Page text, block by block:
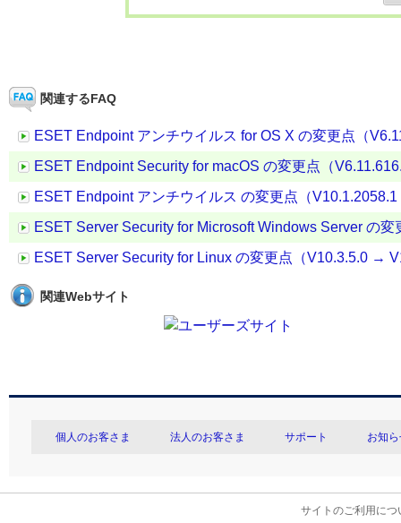
関連するFAQ
ESET Endpoint アンチウイルス for OS X の変更点（
ESET Endpoint Security for macOS の変更点（
ESET Endpoint アンチウイルス の変更点（
ESET Server Security for Microsoft Windows Server の
ESET Server Security for Linux の変更点（V10.3.5.0 →
関連Webサイト
個人のお客さま 法人のお客さま サポート お知
サイトのご利用につ